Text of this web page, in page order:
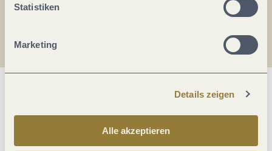
Statistiken
Marketing
Details zeigen
Alle akzeptieren